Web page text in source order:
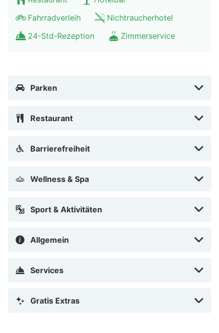
Fahrradverleih
Nichtraucherhotel
24-Std-Rezeption
Zimmerservice
Parken
Restaurant
Barrierefreiheit
Wellness & Spa
Sport & Aktivitäten
Allgemein
Services
Gratis Extras